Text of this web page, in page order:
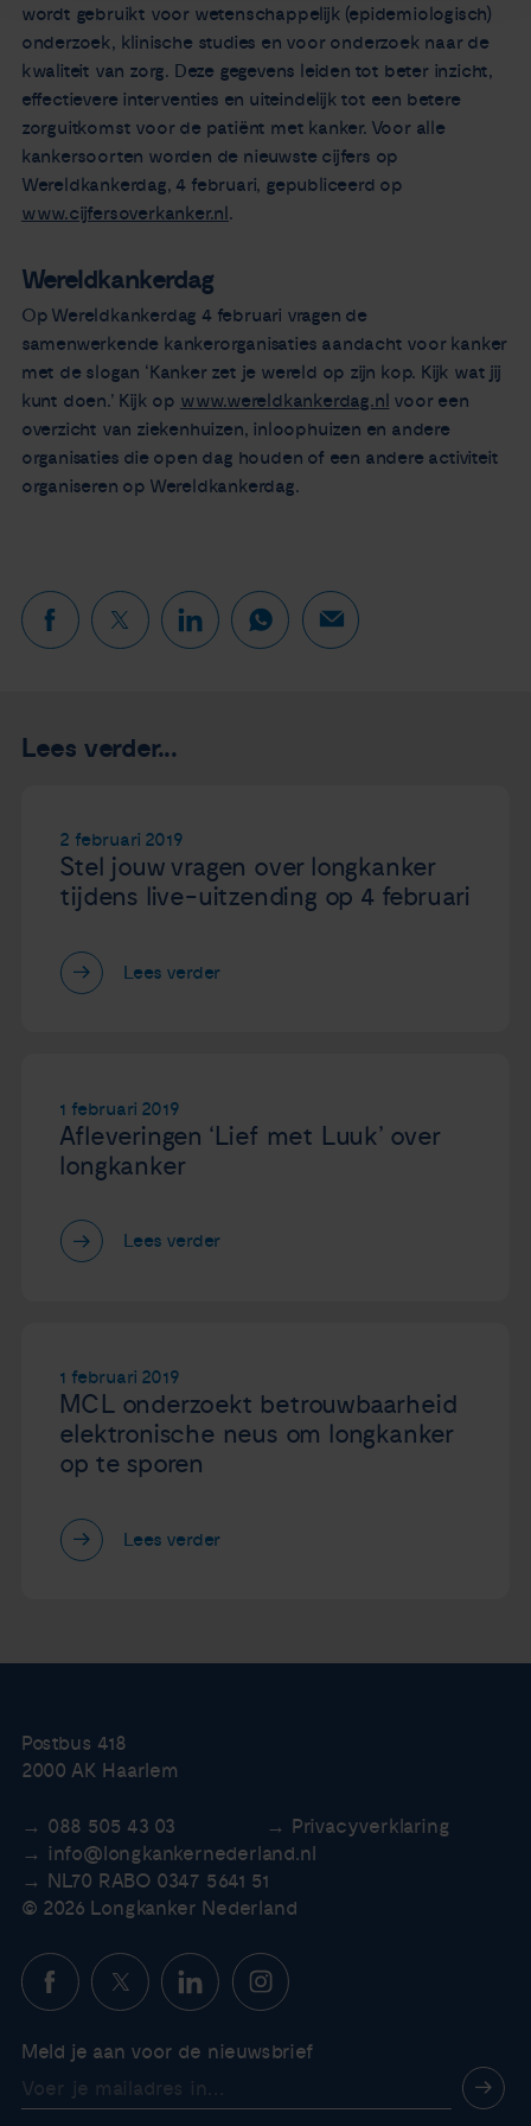
wordt gebruikt voor wetenschappelijk (epidemiologisch)
onderzoek, klinische studies en voor onderzoek naar de
kwaliteit van zorg. Deze gegevens leiden tot beter inzicht,
effectievere interventies en uiteindelijk tot een betere
zorguitkomst voor de patiënt met kanker. Voor alle
kankersoorten worden de nieuwste cijfers op
Wereldkankerdag, 4 februari, gepubliceerd op
www.cijfersoverkanker.nl.
Wereldkankerdag
Op Wereldkankerdag 4 februari vragen de
samenwerkende kankerorganisaties aandacht voor kanker
met de slogan ‘Kanker zet je wereld op zijn kop. Kijk wat jij
kunt doen.’ Kijk op www.wereldkankerdag.nl voor een
overzicht van ziekenhuizen, inloophuizen en andere
organisaties die open dag houden of een andere activiteit
organiseren op Wereldkankerdag.
Lees verder...
2 februari 2019
Stel jouw vragen over longkanker
tijdens live-uitzending op 4 februari
Lees verder
1 februari 2019
Afleveringen ‘Lief met Luuk’ over
longkanker
Lees verder
1 februari 2019
MCL onderzoekt betrouwbaarheid
elektronische neus om longkanker
op te sporen
Lees verder
Postbus 418
2000 AK Haarlem
088 505 43 03
Privacyverklaring
info@longkankernederland.nl
NL70 RABO 0347 5641 51
© 2026 Longkanker Nederland
Meld je aan voor de nieuwsbrief